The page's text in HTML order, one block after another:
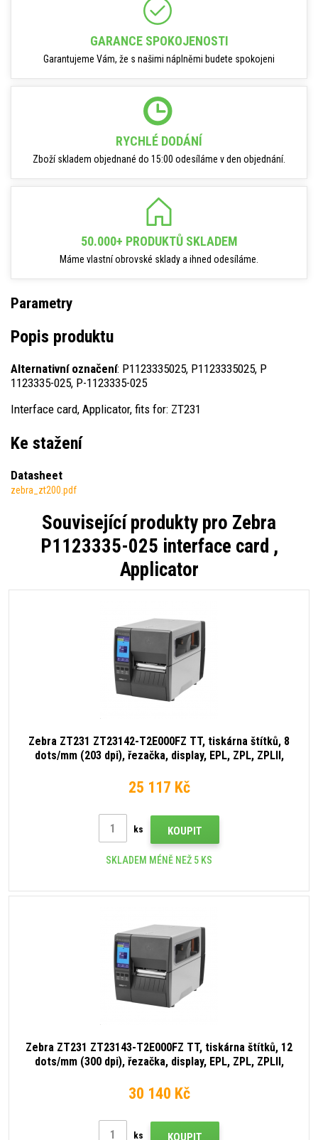
GARANCE SPOKOJENOSTI
Garantujeme Vám, že s našimi náplněmi budete spokojeni
RYCHLÉ DODÁNÍ
Zboží skladem objednané do 15:00 odesíláme v den objednání.
50.000+ PRODUKTŮ SKLADEM
Máme vlastní obrovské sklady a ihned odesíláme.
Parametry
Popis produktu
Alternativní označení: P1123335025, P1123335025, P
1123335-025, P-1123335-025
Interface card, Applicator, fits for: ZT231
Ke stažení
Datasheet
zebra_zt200.pdf
Související produkty pro Zebra
P1123335-025 interface card ,
Applicator
Zebra ZT231 ZT23142-T2E000FZ TT, tiskárna štítků, 8
dots/mm (203 dpi), řezačka, display, EPL, ZPL, ZPLII,
25 117 Kč
ks KOUPIT
SKLADEM MÉNĚ NEŽ 5 KS
Zebra ZT231 ZT23143-T2E000FZ TT, tiskárna štítků, 12
dots/mm (300 dpi), řezačka, display, EPL, ZPL, ZPLII,
30 140 Kč
ks KOUPIT